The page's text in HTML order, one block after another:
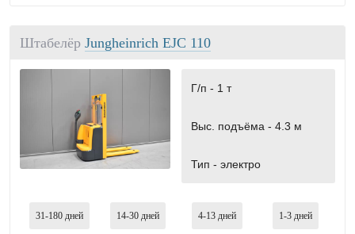
Штабелёр Jungheinrich EJC 110
Г/п - 1 т
Выс. подъёма - 4.3 м
Тип - электро
31-180 дней 14-30 дней 4-13 дней 1-3 дней